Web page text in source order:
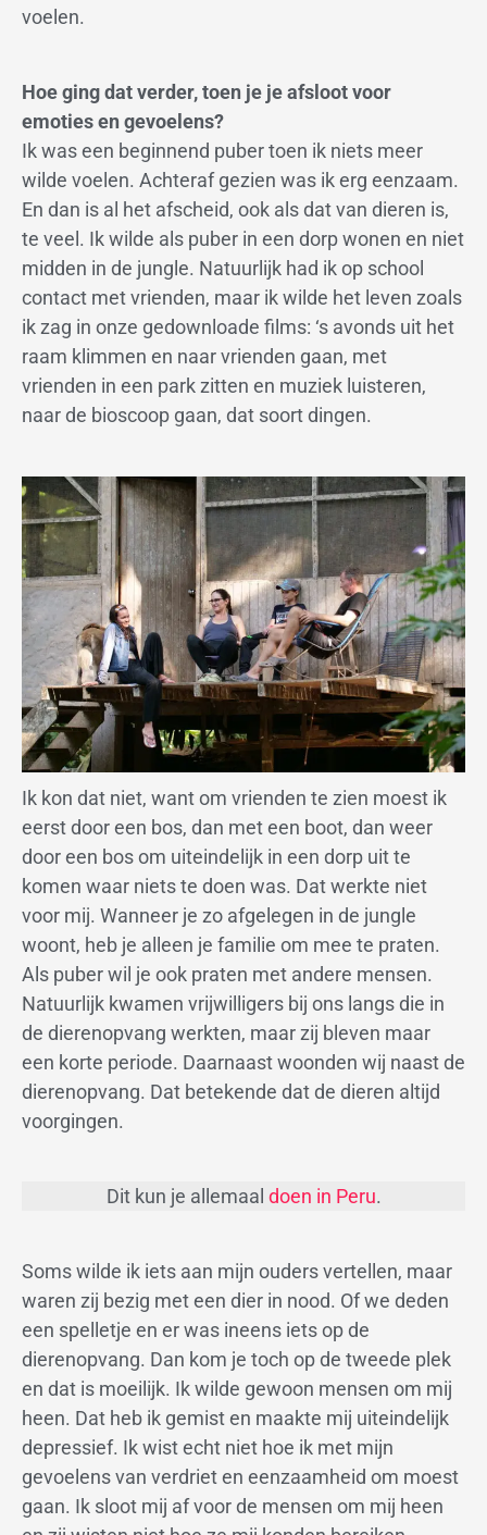
voelen.
Hoe ging dat verder, toen je je afsloot voor
emoties en gevoelens?
Ik was een beginnend puber toen ik niets meer
wilde voelen. Achteraf gezien was ik erg eenzaam.
En dan is al het afscheid, ook als dat van dieren is,
te veel. Ik wilde als puber in een dorp wonen en niet
midden in de jungle. Natuurlijk had ik op school
contact met vrienden, maar ik wilde het leven zoals
ik zag in onze gedownloade films: ‘s avonds uit het
raam klimmen en naar vrienden gaan, met
vrienden in een park zitten en muziek luisteren,
naar de bioscoop gaan, dat soort dingen.
Ik kon dat niet, want om vrienden te zien moest ik
eerst door een bos, dan met een boot, dan weer
door een bos om uiteindelijk in een dorp uit te
komen waar niets te doen was. Dat werkte niet
voor mij. Wanneer je zo afgelegen in de jungle
woont, heb je alleen je familie om mee te praten.
Als puber wil je ook praten met andere mensen.
Natuurlijk kwamen vrijwilligers bij ons langs die in
de dierenopvang werkten, maar zij bleven maar
een korte periode. Daarnaast woonden wij naast de
dierenopvang. Dat betekende dat de dieren altijd
voorgingen.
Dit kun je allemaal doen in Peru.
Soms wilde ik iets aan mijn ouders vertellen, maar
waren zij bezig met een dier in nood. Of we deden
een spelletje en er was ineens iets op de
dierenopvang. Dan kom je toch op de tweede plek
en dat is moeilijk. Ik wilde gewoon mensen om mij
heen. Dat heb ik gemist en maakte mij uiteindelijk
depressief. Ik wist echt niet hoe ik met mijn
gevoelens van verdriet en eenzaamheid om moest
gaan. Ik sloot mij af voor de mensen om mij heen